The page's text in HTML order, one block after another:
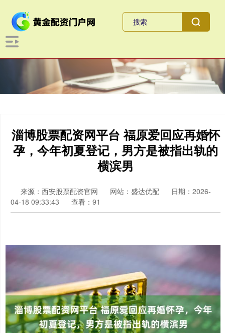
淄博股票配资网平台 福原爱回应再婚怀
孕，今年初夏登记，男方是被指出轨的
横滨男
来源：西安股票配资官网 网站：盛达优配
日期：2026-
04-18 09:33:43
查看：91